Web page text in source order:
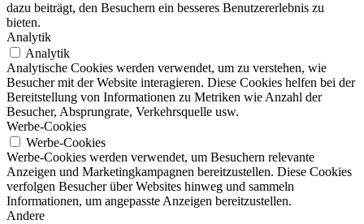
dazu beiträgt, den Besuchern ein besseres Benutzererlebnis zu
bieten.
Analytik
Analytik
Analytische Cookies werden verwendet, um zu verstehen, wie
Besucher mit der Website interagieren. Diese Cookies helfen bei der
Bereitstellung von Informationen zu Metriken wie Anzahl der
Besucher, Absprungrate, Verkehrsquelle usw.
Werbe-Cookies
Werbe-Cookies
Werbe-Cookies werden verwendet, um Besuchern relevante
Anzeigen und Marketingkampagnen bereitzustellen. Diese Cookies
verfolgen Besucher über Websites hinweg und sammeln
Informationen, um angepasste Anzeigen bereitzustellen.
Andere